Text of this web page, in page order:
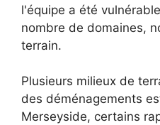
l'équipe a été
nombre de domaines,
terrain.
Plusieurs milieux de
des déménagements
Merseyside, certains